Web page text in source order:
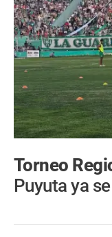
Torneo
Puyuta ya